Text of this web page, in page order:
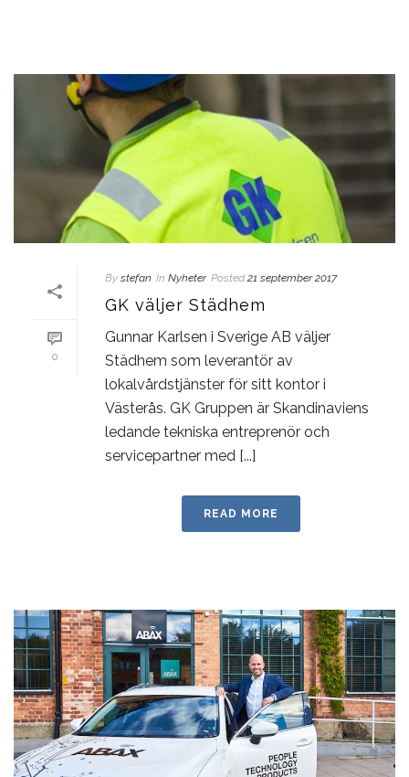
0
By stefan In Nyheter Posted 21 september 2017
GK väljer Städhem
Gunnar Karlsen i Sverige AB väljer
Städhem som leverantör av
lokalvårdstjänster för sitt kontor i
Västerås. GK Gruppen är Skandinaviens
ledande tekniska entreprenör och
servicepartner med [...]
READ MORE